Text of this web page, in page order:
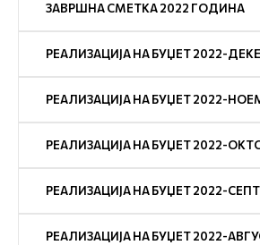
ЗАВРШНА СМЕТКА 2022 ГОДИНА
РЕАЛИЗАЦИЈА НА БУЏЕТ 2022-
РЕАЛИЗАЦИЈА НА БУЏЕТ 2022-
РЕАЛИЗАЦИЈА НА БУЏЕТ 2022-
РЕАЛИЗАЦИЈА НА БУЏЕТ 2022-
РЕАЛИЗАЦИЈА НА БУЏЕТ 2022-